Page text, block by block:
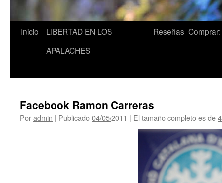
Saltar
Inicio
LIBERTAD EN LOS
APALACHES
Reseñas Comprar:
Facebook Ramon Carreras
Poradmin | Publicado04/05/2011 | El tamaño completo es de